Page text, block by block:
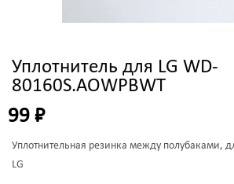
Уплотнитель для LG WD-
80160S.AOWPBWT
99 ₽
Уплотнительная резинка между полубаками,
LG